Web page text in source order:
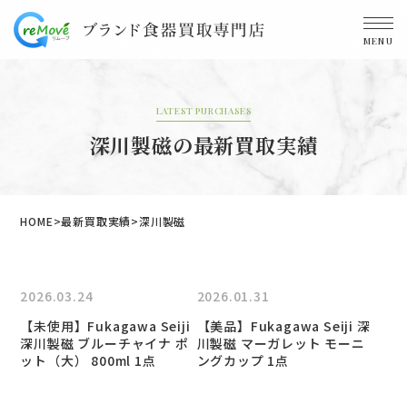
MENU
LATEST PURCHASES
深川製磁の最新買取実績
HOME 最新買取実績 深川製磁
2026.03.24
【未使用】Fukagawa Seiji
深川製磁 ブルーチャイナ ポ
ット（大） 800ml 1点
2026.01.31
【美品】Fukagawa Seiji 深
川製磁 マーガレット モーニ
ングカップ 1点